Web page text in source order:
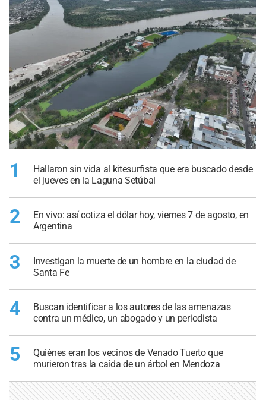
1
Hallaron sin vida al kitesurfista que era buscado desde
el jueves en la Laguna Setúbal
2
En vivo: así cotiza el dólar hoy, viernes 7 de agosto, en
Argentina
3
Investigan la muerte de un hombre en la ciudad de
Santa Fe
4
Buscan identificar a los autores de las amenazas
contra un médico, un abogado y un periodista
5
Quiénes eran los vecinos de Venado Tuerto que
murieron tras la caída de un árbol en Mendoza